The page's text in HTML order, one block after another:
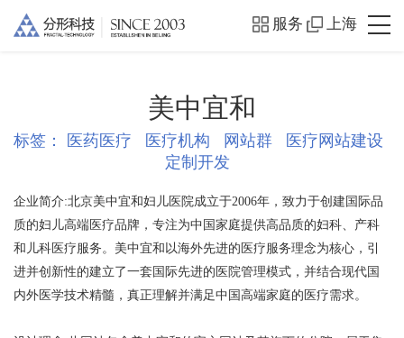
服务 上海
美中宜和
标签： 医药医疗 医疗机构 网站群
医疗网站建设
定制开发
企业简介:北京美中宜和妇儿医院成立于2006年，致力于创建国际品
质的妇儿高端医疗品牌，专注为中国家庭提供高品质的妇科、产科
和儿科医疗服务。美中宜和以海外先进的医疗服务理念为核心，引
进并创新性的建立了一套国际先进的医院管理模式，并结合现代国
内外医学技术精髓，真正理解并满足中国高端家庭的医疗需求。